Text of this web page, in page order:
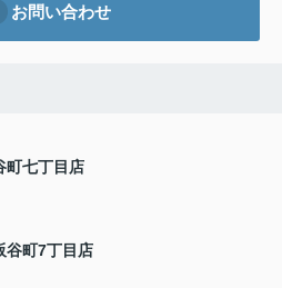
お問い合わせ
町七丁目店
谷町7丁目店